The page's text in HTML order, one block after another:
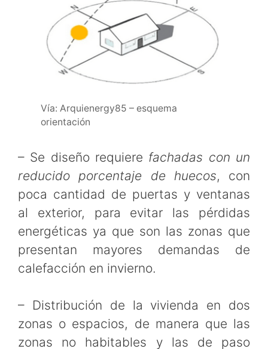
Vía: Arquienergy85 – esquema
orientación
– Se diseño requiere fachadas con un
reducido porcentaje de huecos, con
poca cantidad de puertas y ventanas
al exterior, para evitar las pérdidas
energéticas ya que son las zonas que
presentan mayores demandas de
calefacción en invierno.
– Distribución de la vivienda en dos
zonas o espacios, de manera que las
zonas no habitables y las de paso